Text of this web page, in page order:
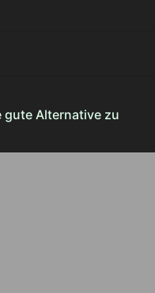
gute Alternative zu